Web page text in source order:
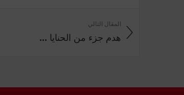
المقال التالي
هدم جزء من الحنايا ...